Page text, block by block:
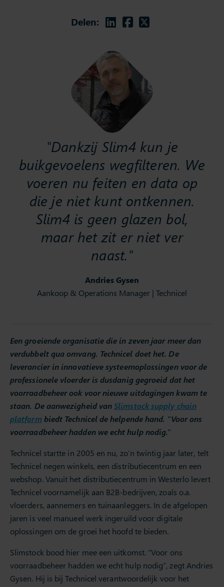
Andries Gysen
Aankoop & Operations Manager | Technicel
"Dankzij Slim4 kun je
buikgevoelens wegfilteren. We
voeren nu feiten en data op
die je niet kunt ontkennen.
Slim4 is geen glazen bol,
maar het zit er niet ver
naast."
Een groeiende organisatie die in zeven jaar meer dan
verdubbelt qua omvang. Technicel doet het. De
leverancier in innovatieve systeemoplossingen voor de
professionele vloerder is dusdanig gegroeid dat het
voorraadbeheer ook voor nieuwe uitdagingen kwam te
staan. De aanwezigheid vanSlimstock supply chain
platformbiedt Technicel de helpende hand. “Voor ons
voorraadbeheer hadden we echt hulp nodig.”
Technicel startte in 2005 en nu, zo’n twintig jaar later, telt
Technicel negen winkels, een distributiecentrum en een
webshop. Vanuit het distributiecentrum in Westerlo levert
Technicel voornamelijk aan B2B-bedrijven, zoals o.a.
vloerders, aannemers en tuinaanleggers. In de afgelopen
jaren is veel manueel werk ingeruild voor digitale
oplossingen om de groei het hoofd te bieden.
Slimstock bood hier mee een uitkomst. “Voor ons
voorraadbeheer hadden we echt hulp nodig”, zegt Andries
Gysen. Hij is bij Technicel verantwoordelijk voor het
Delen: Linkedin
Facebook
Twitter